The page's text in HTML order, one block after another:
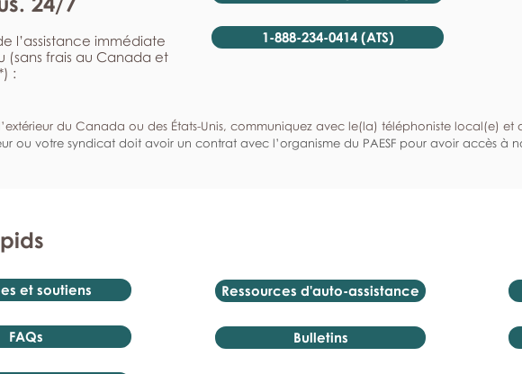
l’assistance immédiate
(sans frais au Canada et
:
1-888-234-0414 (ATS)
du Canada ou des États-Unis, communiquez avec le(la) téléphoniste local(e) et
ou votre syndicat doit avoir un contrat avec l’organisme du PAESF pour avoir accès à
et soutiens
FAQs
Ressources d'auto-assistance
Bulletins